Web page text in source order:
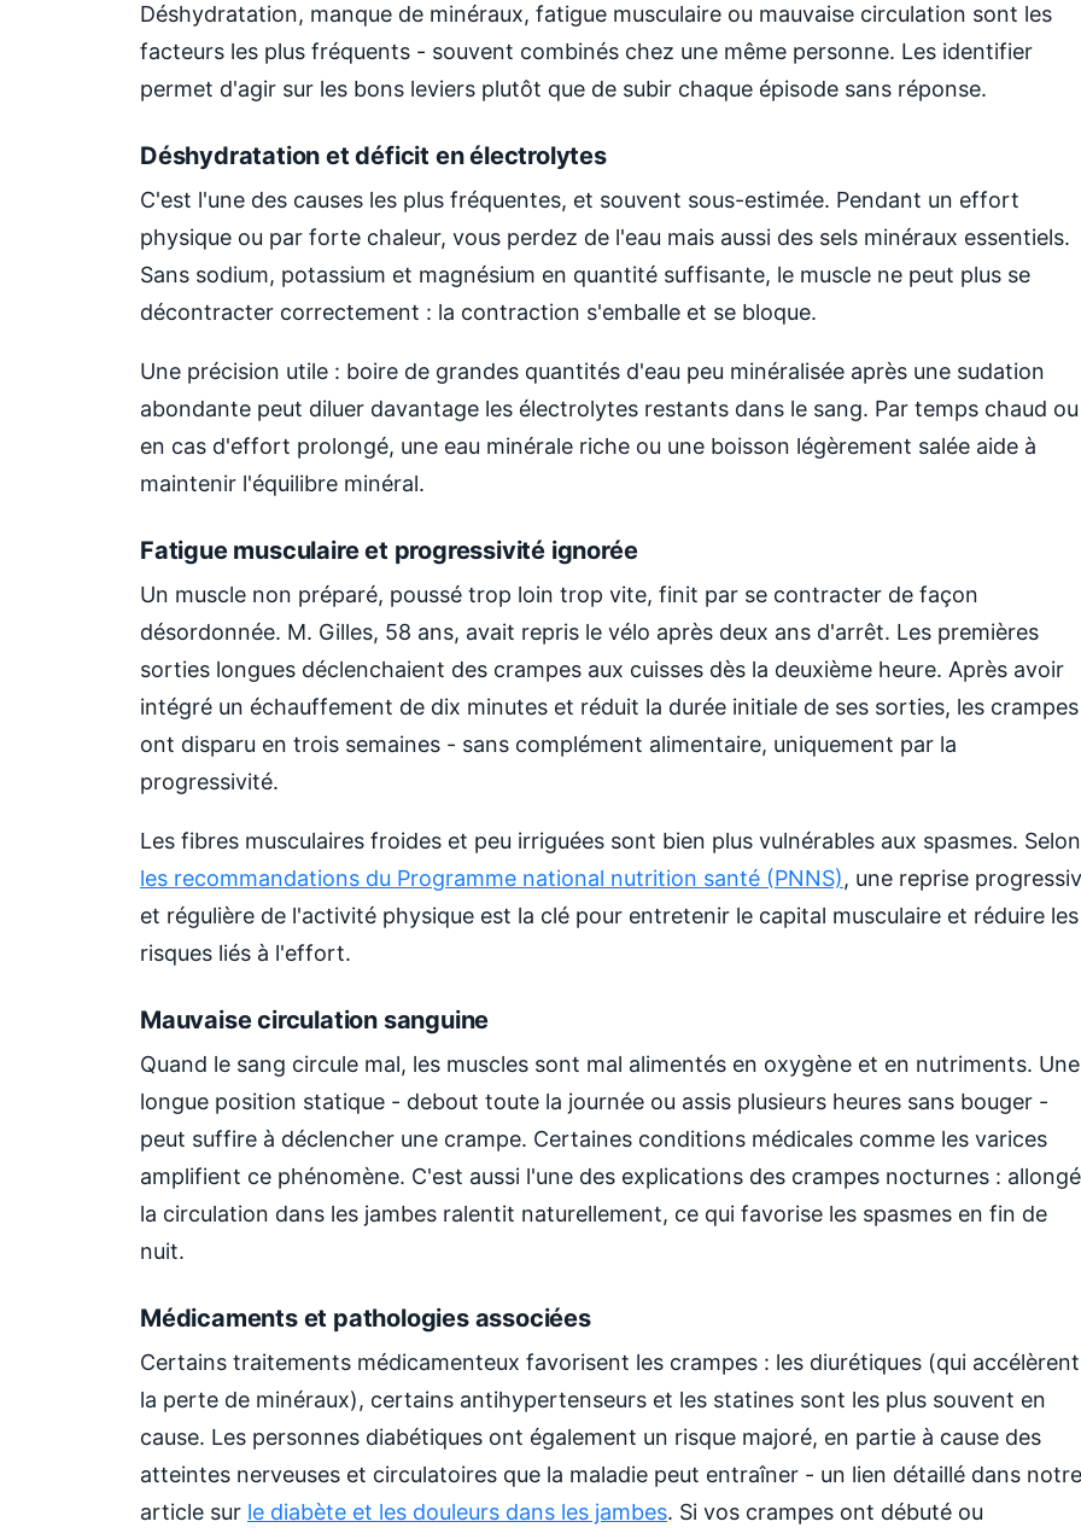
Déshydratation, manque de minéraux, fatigue musculaire ou mauvaise circulation sont les
facteurs les plus fréquents - souvent combinés chez une même personne. Les identifier
permet d'agir sur les bons leviers plutôt que de subir chaque épisode sans réponse.
Déshydratation et déficit en électrolytes
C'est l'une des causes les plus fréquentes, et souvent sous-estimée. Pendant un effort
physique ou par forte chaleur, vous perdez de l'eau mais aussi des sels minéraux essentiels.
Sans sodium, potassium et magnésium en quantité suffisante, le muscle ne peut plus se
décontracter correctement : la contraction s'emballe et se bloque.
Une précision utile : boire de grandes quantités d'eau peu minéralisée après une sudation
abondante peut diluer davantage les électrolytes restants dans le sang. Par temps chaud ou
en cas d'effort prolongé, une eau minérale riche ou une boisson légèrement salée aide à
maintenir l'équilibre minéral.
Fatigue musculaire et progressivité ignorée
Un muscle non préparé, poussé trop loin trop vite, finit par se contracter de façon
désordonnée. M. Gilles, 58 ans, avait repris le vélo après deux ans d'arrêt. Les premières
sorties longues déclenchaient des crampes aux cuisses dès la deuxième heure. Après avoir
intégré un échauffement de dix minutes et réduit la durée initiale de ses sorties, les crampes
ont disparu en trois semaines - sans complément alimentaire, uniquement par la
progressivité.
Les fibres musculaires froides et peu irriguées sont bien plus vulnérables aux spasmes. Selon
les recommandations du Programme national nutrition santé (PNNS), une reprise
et régulière de l'activité physique est la clé pour entretenir le capital musculaire et réduire les
risques liés à l'effort.
Mauvaise circulation sanguine
Quand le sang circule mal, les muscles sont mal alimentés en oxygène et en nutriments. Une
longue position statique - debout toute la journée ou assis plusieurs heures sans bouger -
peut suffire à déclencher une crampe. Certaines conditions médicales comme les varices
amplifient ce phénomène. C'est aussi l'une des explications des crampes nocturnes :
la circulation dans les jambes ralentit naturellement, ce qui favorise les spasmes en fin de
nuit.
Médicaments et pathologies associées
Certains traitements médicamenteux favorisent les crampes : les diurétiques (qui accélèrent
la perte de minéraux), certains antihypertenseurs et les statines sont les plus souvent en
cause. Les personnes diabétiques ont également un risque majoré, en partie à cause des
atteintes nerveuses et circulatoires que la maladie peut entraîner - un lien détaillé dans notre
article sur le diabète et les douleurs dans les jambes. Si vos crampes ont débuté ou